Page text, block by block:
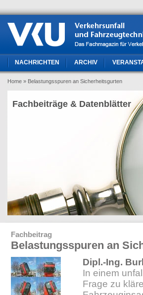
NACHRICHTEN ARCHIV
Home » Belastungsspuren an Sicherheitsgurten
Fachbeiträge & Datenblätter
Fachbeitrag
Belastungsspuren an
Dipl.-Ing.
In einem
Frage zu